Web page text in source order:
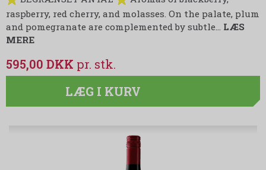
raspberry, red cherry, and molasses. On the palate, plum
and pomegranate are complemented by subtle… LÆS
MERE
595,00 DKK
LÆG I KURV